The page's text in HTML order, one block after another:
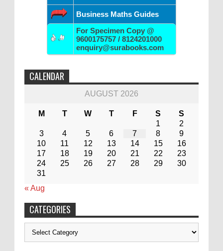
Business Maths Guides
For Specimen Copy @
9600175757 / 8124201000
enquiry@surabooks.com
CALENDAR
AUGUST 2026
M T W T F S
S
1
2
3
4 5 6 7 8
9
10
11 12 13 14 15
16
17
18 19 20 21 22
23
24
25 26 27 28 29
30
31
« Aug
CATEGORIES
Categories